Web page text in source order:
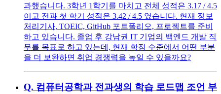
과했습니다. 3학년 1학기를 마치고 전체 성적은 3.17 / 4.5
이고 전과 첫 학기 성적은 3.42 / 4.5 였습니다. 현재 정보
처리기사, TOEIC, GitHub 포트폴리오, 프로젝트를 준비
하고 있습니다. 졸업 후 강남권 IT 기업의 백엔드 개발 직
무를 목표로 하고 있는데, 현재 학점 수준에서 어떤 부분
을 더 보완하면 취업 경쟁력을 높일 수 있을까요?
Q. 컴퓨터공학과 전과생의 학습 로드맵 조언 부